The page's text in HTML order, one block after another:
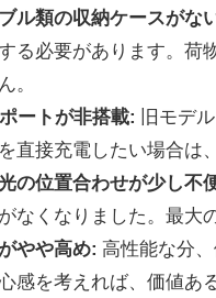
ル類の収納ケースがな
る必要があります。荷
。
ートが非搭載:
旧モデ
直接充電したい場合は
の位置合わせが少し不
なくなりました。最大
やや高め: 高性能な分
感を考えれば、価値あ